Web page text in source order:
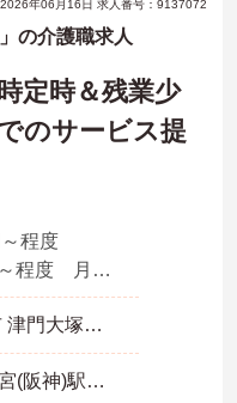
年06月16日 求人番号：9137072
の介護職求人
定時＆残業少
のサービス提
程度
年収 336万円～程度 月収×12ヶ月＋賞与2ヶ月想定
兵庫県 西宮市 津門大塚町１－２８ エクセル幸 2階
阪神本線「西宮(阪神)駅」徒歩10分